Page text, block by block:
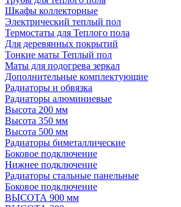
Шкафы коллекторные
Электрический теплый пол
Термостаты для Теплого пола
Для деревянных покрытий
Тонкие маты Теплый пол
Маты для подогрева зеркал
Дополнительные комплектующие
Радиаторы и обвязка
Радиаторы алюминиевые
Высота 200 мм
Высота 350 мм
Высота 500 мм
Радиаторы биметаллические
Боковое подключение
Нижнее подключение
Радиаторы стальные панельные
Боковое подключение
ВЫСОТА 900 мм